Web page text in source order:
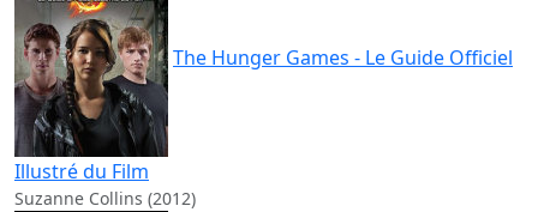
The Hunger Games - Le Guide Officiel
Illustré du Film
Suzanne Collins (2012)